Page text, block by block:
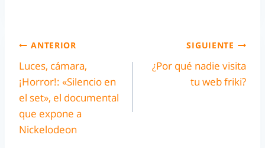
ANTERIOR
Luces, cámara,
¡Horror!: «Silencio en
el set», el documental
que expone a
Nickelodeon
SIGUIENTE
¿Por qué nadie visita
tu web friki?